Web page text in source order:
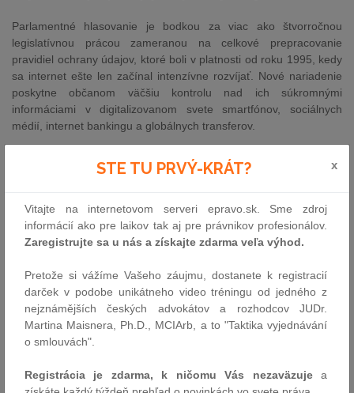
Parlamentné hlasovanie je bodkou za viac ako štvorročnou
legislatívnou prácou zameranou na celkové prepracovanie
pravidiel ochrany údajov, ktoré boli v platnosti od roku 1995, kedy
sa internet ešte len začínal intenzívne rozvíjať. Nové nariadenie
poskytne občanom väčšiu kontrolu nad ich súkromnými
informáciami v digitalizovanom svete smartfónov, sociálnych
médií, internet bankingu a globálnych transferov.
jednotnú úroveň ochrany dát naprieč EÚ. Ide o veľký úspech
právam spotrebiteľov a konkurencieschopnosti v digitálnom veku.
Občania sa budú môcť sami rozhodnúť, o ktoré osobné
informácie sa budú chcieť podeliť s ostatnými
," uviedol
Nariadenie tiež vytvorením jednotného právneho rámca v celej
EÚ zabezpečí firmám jednoznačnú právnu zrozumiteľnosť. Nová
legislatíva podporuje dôveru, právnu istotu a spravodlivejšiu
konkurenciu," dodal.
práve na zabudnutie (teda vymazanie osobných údajov
STE TU PRVÝ-KRÁT? x
Vitajte na internetovom serveri epravo.sk. Sme zdroj
informácií ako pre laikov tak aj pre právnikov profesionálov.
Zaregistrujte sa u nás a získajte zdarma veľa výhod.
Pretože si vážíme Vašeho záujmu, dostanete k registracií
darček v podobe unikátneho video tréningu od jedného z
nejznámějších českých advokátov a rozhodcov JUDr.
Martina Maisnera, Ph.D., MCIArb, a to "Taktika vyjednávání
o smlouvách".
Registrácia je zdarma, k ničomu Vás nezaväzujea